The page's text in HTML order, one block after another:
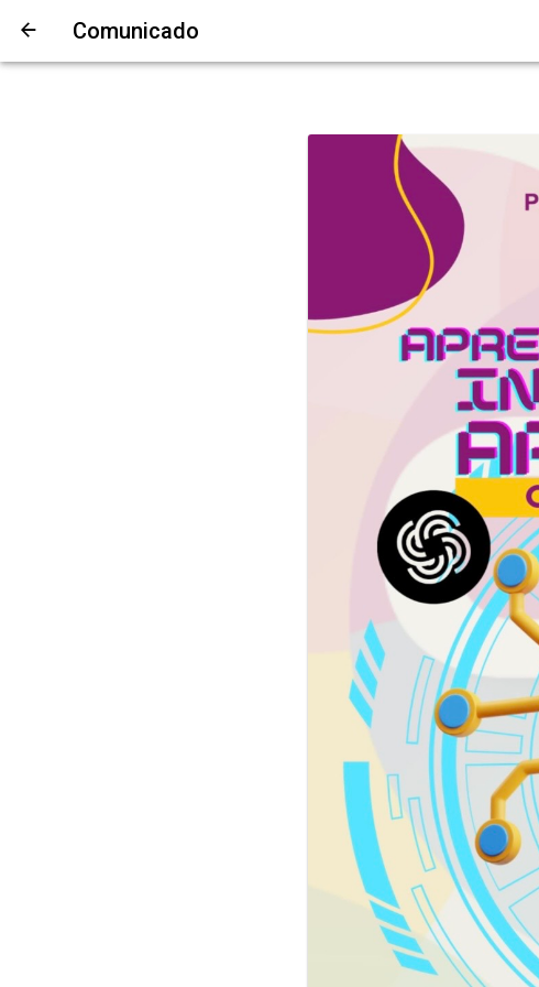
Comunicado